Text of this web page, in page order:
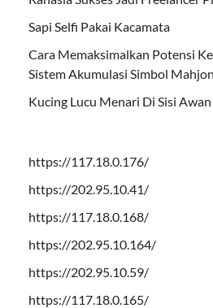
Sapi Selfi Pakai Kacamata
Cara Memaksimalkan Potensi
Sistem Akumulasi Simbol
Kucing Lucu Menari Di Sisi Awan
https://117.18.0.176/
https://202.95.10.41/
https://117.18.0.168/
https://202.95.10.164/
https://202.95.10.59/
https://117.18.0.165/